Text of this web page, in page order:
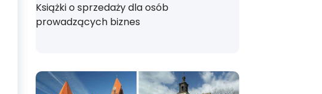
Książki o sprzedaży dla osób
prowadzących biznes